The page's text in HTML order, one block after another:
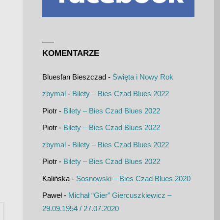
KOMENTARZE
Bluesfan Bieszczad- Święta i Nowy Rok
zbymal- Bilety – Bies Czad Blues 2022
Piotr- Bilety – Bies Czad Blues 2022
Piotr- Bilety – Bies Czad Blues 2022
zbymal- Bilety – Bies Czad Blues 2022
Piotr- Bilety – Bies Czad Blues 2022
Kalińska- Sosnowski – Bies Czad Blues 2020
Paweł- Michał “Gier” Giercuszkiewicz –
29.09.1954 / 27.07.2020